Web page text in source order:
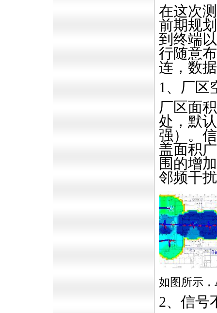
在这次
前期规
到终端
行随意
连，数
1、厂区
厂区面
处，默
强）。
盖面积
围的增
邻频干
如图所示
2、信号